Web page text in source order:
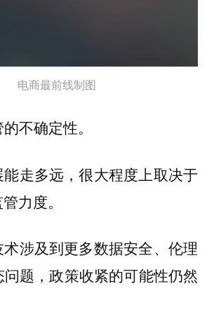
电商最前线制图
不确定性。
走多远，很大程度上取决于
力度。
涉及到更多数据安全、伦理
题，政策收紧的可能性仍然